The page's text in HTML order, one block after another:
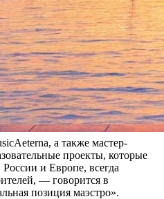
Теодора Курентзиса
обращение к руководству
из самых авторитетных
музыки. Коллектив
выразила надежду, что
время исправит
средств за билеты,
и обеспечит
Речь идет о событии,
2020 года.
а также мастер-
проекты, которые
и Европе, всегда
— говорится в
позиция маэстро».